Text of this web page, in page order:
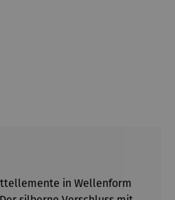
in Wellenform